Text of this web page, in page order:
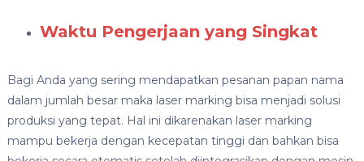
Waktu Pengerjaan yang Singkat
Bagi Anda yang sering mendapatkan pesanan papan nama
dalam jumlah besar maka laser marking bisa menjadi solusi
produksi yang tepat. Hal ini dikarenakan laser marking
mampu bekerja dengan kecepatan tinggi dan bahkan bisa